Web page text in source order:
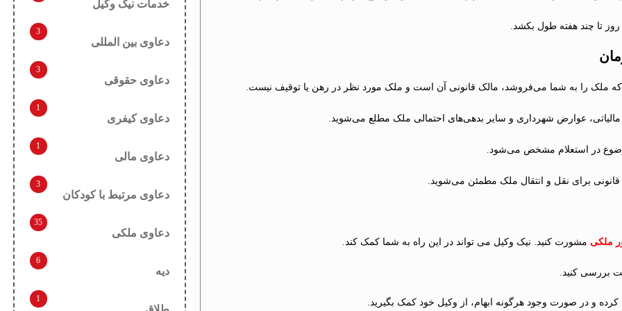
روز تا چند هفته طول بکشد.
که ملک را به شما می‌فروشد، مالک قانونی آن است و ملک مورد نظر در رهن یا توقیف نیست.
مالیاتی، عوارض شهرداری و سایر بدهی‌های احتمالی ملک مطلع می‌شوید.
در استعلام مشخص می‌شود.
قانونی برای نقل و انتقال ملک مطمئن می‌شوید.
ملکی مشورت کنید. نیک وکیل می تواند در این راه به شما کمک کند.
بررسی کنید.
کرده و در صورت وجود هرگونه ابهام، از وکیل خود کمک بگیرید.
خدمات نیک وکیل
دعاوی بین المللی
3
دعاوی حقوقی
3
دعاوی کیفری
1
دعاوی مالی
1
دعاوی مرتبط با کودکان
3
دعاوی ملکی
35
دیه
6
1